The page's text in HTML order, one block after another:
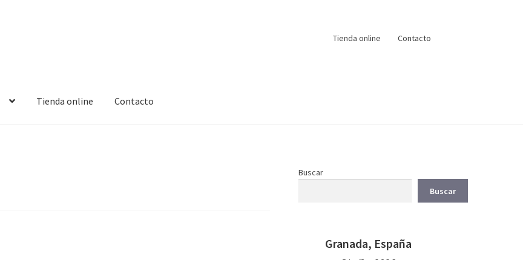
Tienda online Contacto
Tienda online Contacto
Buscar
Buscar
Granada, España